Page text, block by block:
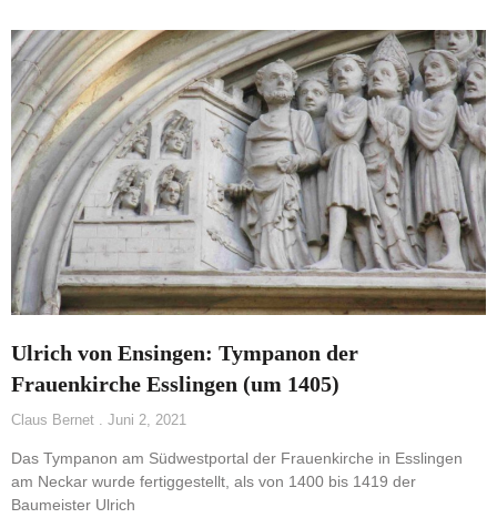
Ulrich von Ensingen: Tympanon der
Frauenkirche Esslingen (um 1405)
Claus Bernet Juni 2, 2021
Das Tympanon am Südwestportal der Frauenkirche in Esslingen
am Neckar wurde fertiggestellt, als von 1400 bis 1419 der
Baumeister Ulrich